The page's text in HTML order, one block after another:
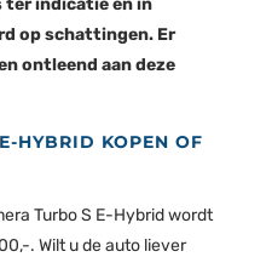
op schattingen. Er
ontleend aan deze
HYBRID KOPEN OF
Turbo S E-Hybrid wordt
. Wilt u de auto liever